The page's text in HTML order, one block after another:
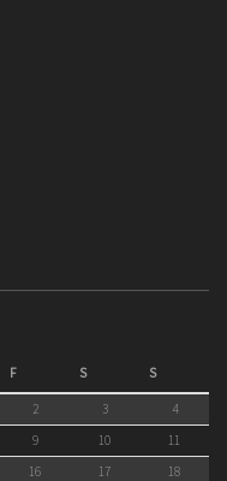
F S S
2 3
4
9 10
11
16 17
18